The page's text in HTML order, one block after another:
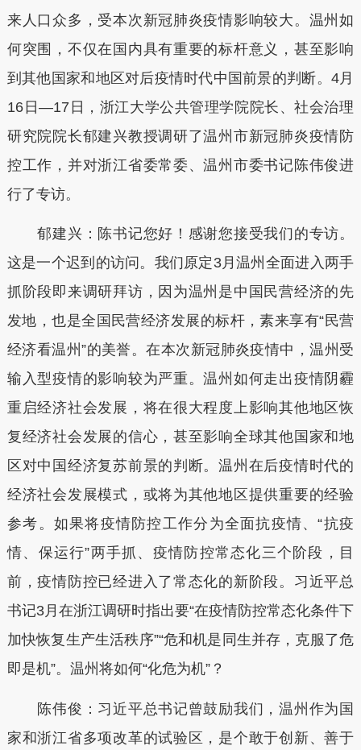
来人口众多，受本次新冠肺炎疫情影响较大。温州如
何突围，不仅在国内具有重要的标杆意义，甚至影响
到其他国家和地区对后疫情时代中国前景的判断。4月
16日—17日，浙江大学公共管理学院院长、社会治理
研究院院长郁建兴教授调研了温州市新冠肺炎疫情防
控工作，并对浙江省委常委、温州市委书记陈伟俊进
行了专访。
郁建兴：陈书记您好！感谢您接受我们的专访。
这是一个迟到的访问。我们原定3月温州全面进入两手
抓阶段即来调研拜访，因为温州是中国民营经济的先
发地，也是全国民营经济发展的标杆，素来享有“民营
经济看温州”的美誉。在本次新冠肺炎疫情中，温州受
输入型疫情的影响较为严重。温州如何走出疫情阴霾
重启经济社会发展，将在很大程度上影响其他地区恢
复经济社会发展的信心，甚至影响全球其他国家和地
区对中国经济复苏前景的判断。温州在后疫情时代的
经济社会发展模式，或将为其他地区提供重要的经验
参考。如果将疫情防控工作分为全面抗疫情、“抗疫
情、保运行”两手抓、疫情防控常态化三个阶段，目
前，疫情防控已经进入了常态化的新阶段。习近平总
书记3月在浙江调研时指出要“在疫情防控常态化条件下
加快恢复生产生活秩序”“危和机是同生并存，克服了危
即是机”。温州将如何“化危为机”？
陈伟俊：习近平总书记曾鼓励我们，温州作为国
家和浙江省多项改革的试验区，是个敢于创新、善于